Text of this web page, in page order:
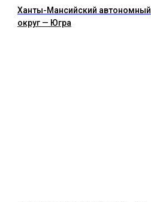
Ханты-Мансийский автономный
округ — Югра